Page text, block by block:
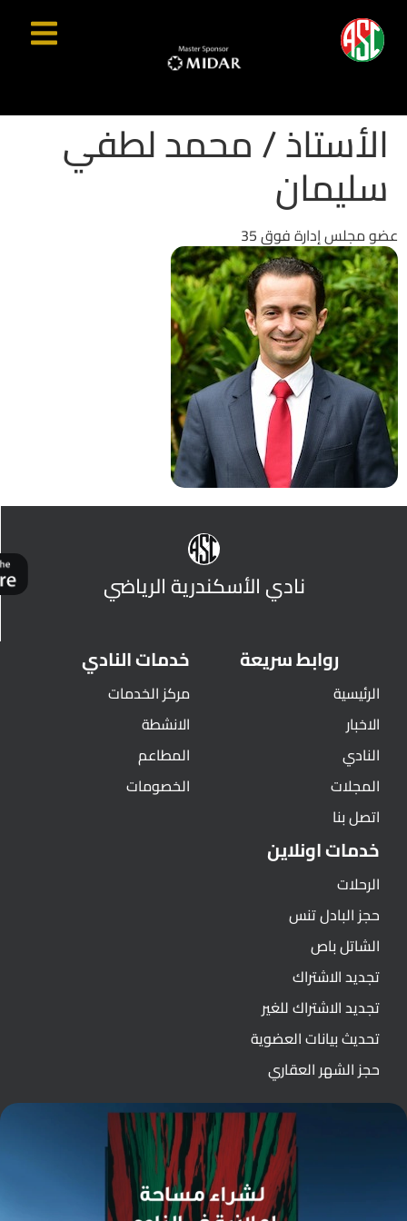
الأستاذ / محمد لطفي
سليمان
عضو مجلس إدارة فوق 35
نادي الأسكندرية الرياضي
روابط سريعة
الرئيسية
الاخبار
النادي
المجلات
اتصل بنا
خدمات النادي
مركز الخدمات
الانشطة
المطاعم
الخصومات
خدمات اونلاين
الرحلات
حجز البادل تنس
الشاتل باص
تجديد الاشتراك
تجديد الاشتراك للغير
تحديث بيانات العضوية
حجز الشهر العقاري